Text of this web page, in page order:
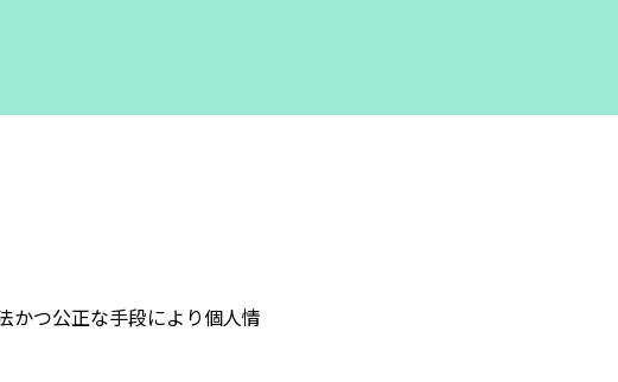
かつ公正な手段により個人情